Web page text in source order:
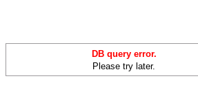
DB query error.
Please try later.